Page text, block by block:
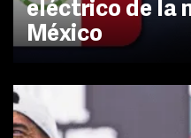
eléctrico de la
México